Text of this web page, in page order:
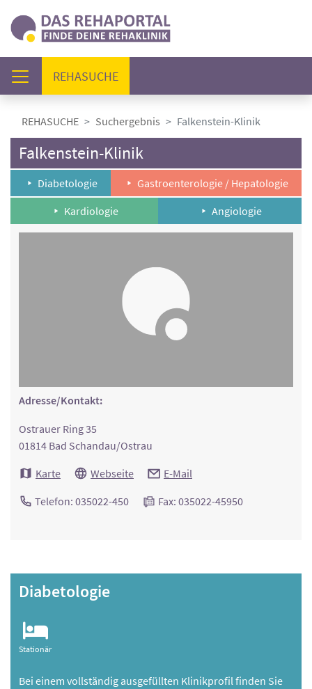
REHASUCHE(AKTUELL)
REHASUCHE Suchergebnis Falkenstein-Klinik
Falkenstein-Klinik
Diabetologie
Gastroenterologie / Hepatologie
Kardiologie
Angiologie
Adresse/Kontakt:
Ostrauer Ring 35
01814 Bad Schandau/Ostrau
Karte
Webseite E-Mail
Telefon: 035022-450 Fax: 035022-45950
Diabetologie
Stationär
Bei einem vollständig ausgefüllten Klinikprofil finden Sie